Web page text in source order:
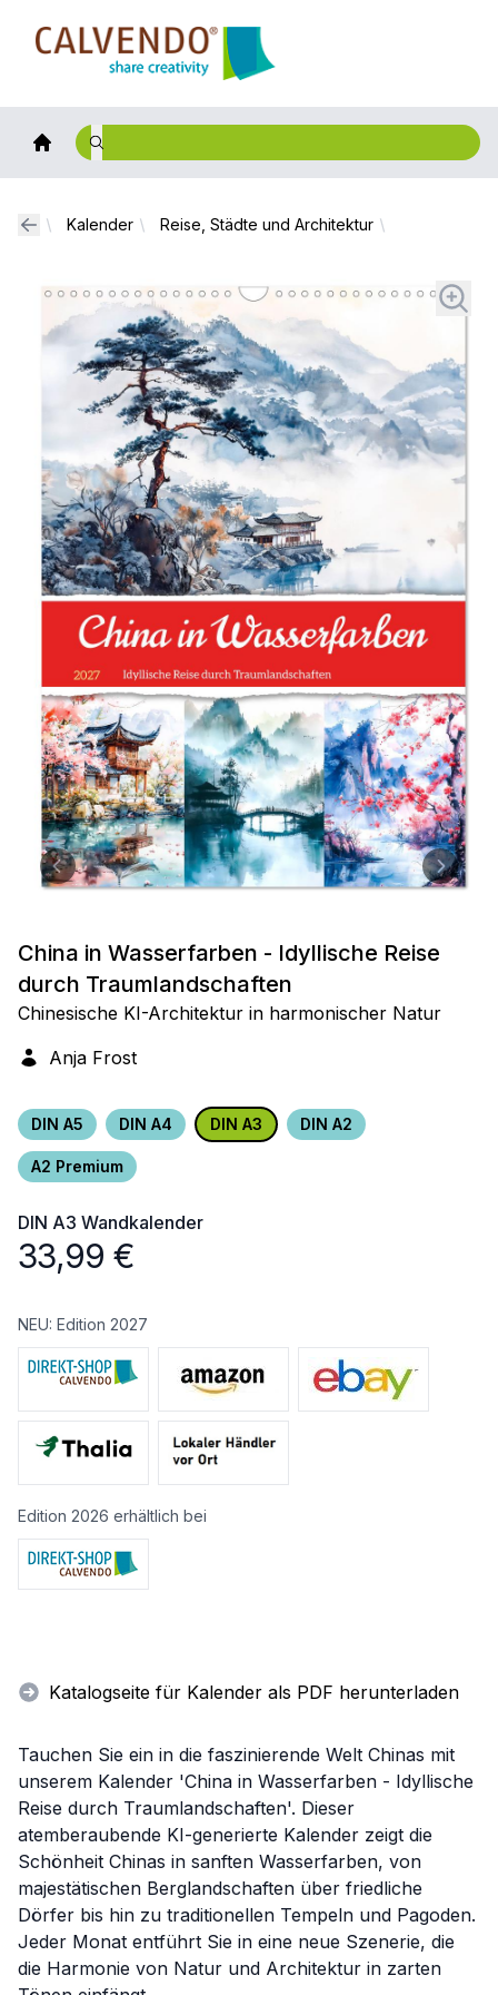
Calvendo
Kalender Reise, Städte und Architektur
China in Wasserfarben - Idyllische Reise
durch Traumlandschaften
Chinesische KI-Architektur in harmonischer Natur
Anja Frost
DIN A5 DIN A4 DIN A3 DIN A2
A2 Premium
DIN A3 Wandkalender
33,99 €
NEU: Edition 2027
Edition 2026 erhältlich bei
Katalogseite für Kalender als PDF herunterladen
Tauchen Sie ein in die faszinierende Welt Chinas mit
unserem Kalender 'China in Wasserfarben - Idyllische
Reise durch Traumlandschaften'. Dieser
atemberaubende KI-generierte Kalender zeigt die
Schönheit Chinas in sanften Wasserfarben, von
majestätischen Berglandschaften über friedliche
Dörfer bis hin zu traditionellen Tempeln und Pagoden.
Jeder Monat entführt Sie in eine neue Szenerie, die
die Harmonie von Natur und Architektur in zarten